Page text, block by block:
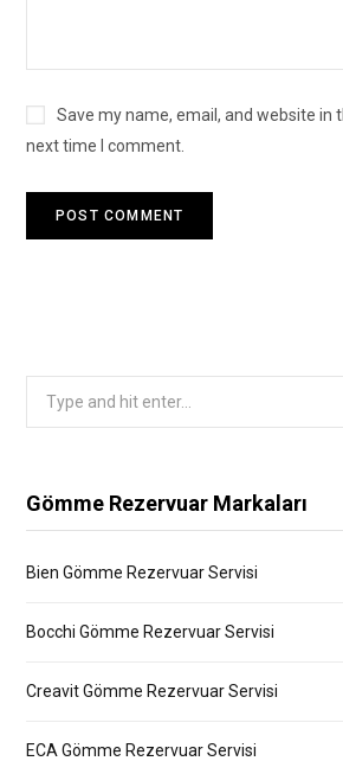
Save my name, email, and website in
next time I comment.
Gömme Rezervuar Markaları
Bien Gömme Rezervuar Servisi
Bocchi Gömme Rezervuar Servisi
Creavit Gömme Rezervuar Servisi
ECA Gömme Rezervuar Servisi